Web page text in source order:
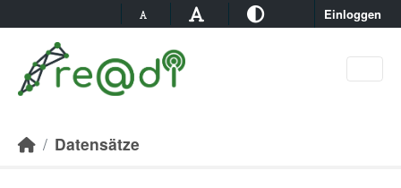
Einloggen
Datensätze